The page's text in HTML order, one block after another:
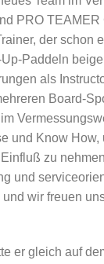
PRO TEAMER
der schon
Paddeln
als
Board-
und Know How,
zu
und
wir freuen
er gleich auf